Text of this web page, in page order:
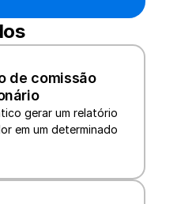
de comissão
gerar um relatório
em um determinado